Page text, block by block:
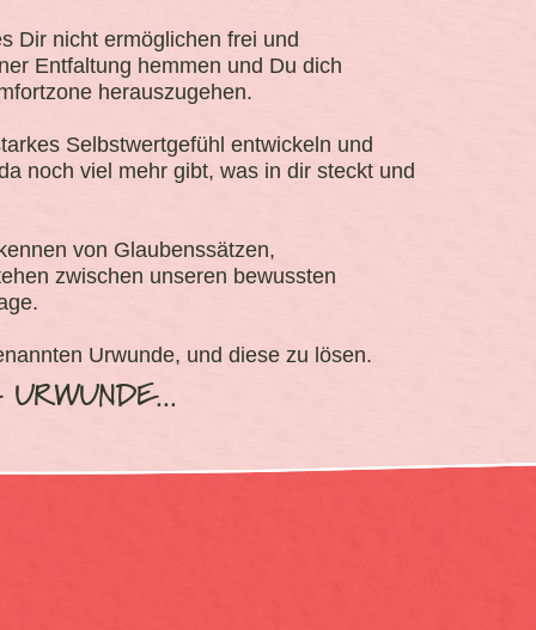
Dir nicht ermöglichen frei und
Entfaltung hemmen und Du dich
herauszugehen.
Selbstwertgefühl entwickeln und
noch viel mehr gibt, was in dir steckt und
von Glaubenssätzen,
zwischen unseren bewussten
Urwunde, und diese zu lösen.